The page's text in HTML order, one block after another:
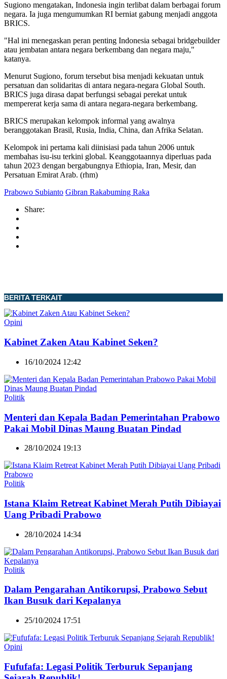
Sugiono mengatakan, Indonesia ingin terlibat dalam berbagai forum
negara. Ia juga mengumumkan RI berniat gabung menjadi anggota
BRICS.
"Hal ini menegaskan peran penting Indonesia sebagai bridgebuilder
atau jembatan antara negara berkembang dan negara maju,"
katanya.
Menurut Sugiono, forum tersebut bisa menjadi kekuatan untuk
persatuan dan solidaritas di antara negara-negara Global South.
BRICS juga dirasa dapat berfungsi sebagai perekat untuk
mempererat kerja sama di antara negara-negara berkembang.
BRICS merupakan kelompok informal yang awalnya
beranggotakan Brasil, Rusia, India, China, dan Afrika Selatan.
Kelompok ini pertama kali diinisiasi pada tahun 2006 untuk
membahas isu-isu terkini global. Keanggotaannya diperluas pada
tahun 2023 dengan bergabungnya Ethiopia, Iran, Mesir, dan
Persatuan Emirat Arab. (rhm)
Prabowo Subianto Gibran Rakabuming Raka
Share:
BERITA TERKAIT
Opini
Kabinet Zaken Atau Kabinet Seken?
16/10/2024 12:42
Politik
Menteri dan Kepala Badan Pemerintahan Prabowo
Pakai Mobil Dinas Maung Buatan Pindad
28/10/2024 19:13
Politik
Istana Klaim Retreat Kabinet Merah Putih Dibiayai
Uang Pribadi Prabowo
28/10/2024 14:34
Politik
Dalam Pengarahan Antikorupsi, Prabowo Sebut
Ikan Busuk dari Kepalanya
25/10/2024 17:51
Opini
Fufufafa: Legasi Politik Terburuk Sepanjang